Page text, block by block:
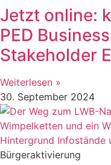
Jetzt online:
PED
Stakeholder
Weiterlesen »
30. September 2024
Bürgeraktivierung